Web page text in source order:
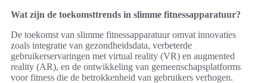
Wat zijn de toekomsttrends in slimme fitnessapparatuur?
De toekomst van slimme fitnessapparatuur omvat innovaties
zoals integratie van gezondheidsdata, verbeterde
gebruikerservaringen met virtual reality (VR) en augmented
reality (AR), en de ontwikkeling van gemeenschapsplatforms
voor fitness die de betrokkenheid van gebruikers verhogen.